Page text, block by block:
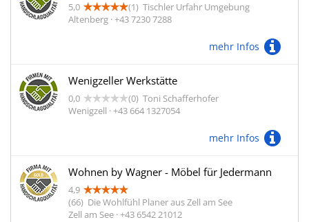
5,0 (1) Tischler Urfahr Umgebung
Altenberg · +43 7230 7288
mehr Infos
Wenigzeller Werkstätte
0,0 (0) Toni Schafferhofer
Wenigzell · +43 664 1327054
mehr Infos
Wohnen by Wagner - Möbel für Jedermann
4,9
(66) Die Wohlfühl Planer aus Zell am See
Zell am See · +43 6542 21012